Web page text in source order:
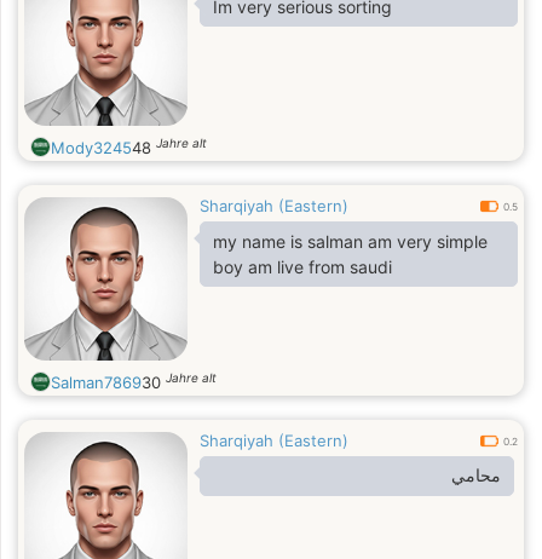
Im very serious sorting
Mody324548 Jahre alt
Sharqiyah (Eastern) 0.5
my name is salman am very simple
boy am live from saudi
Salman786930 Jahre alt
Sharqiyah (Eastern) 0.2
محامي